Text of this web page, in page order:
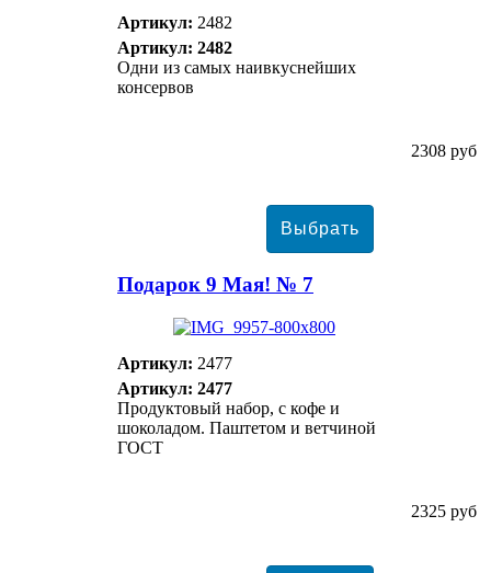
Артикул: 2482
Артикул: 2482
Одни из самых наивкуснейших
консервов
2308 руб
Подарок 9 Мая! № 7
Артикул: 2477
Артикул: 2477
Продуктовый набор, с кофе и
шоколадом. Паштетом и ветчиной
ГОСТ
2325 руб